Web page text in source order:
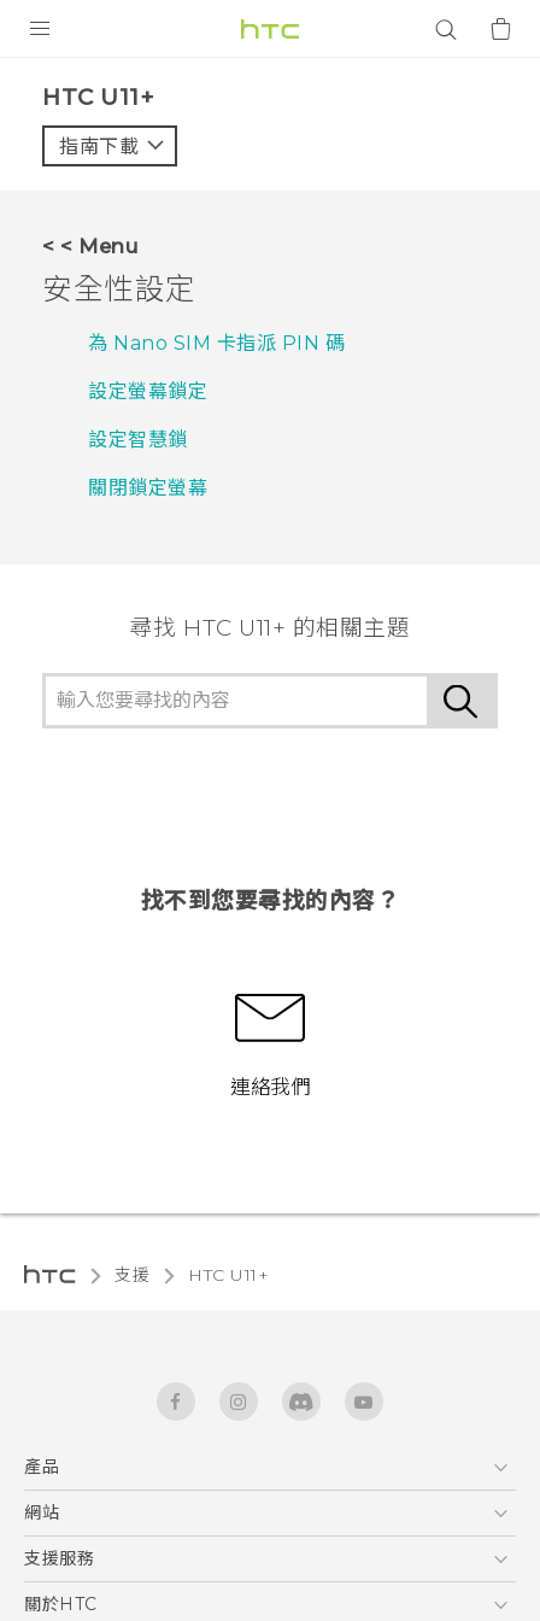
VIVE
應用程式
支援服務
HTC U11+‎
指南下載
< < Menu
安全性設定
為 Nano SIM 卡指派 PIN 碼
設定螢幕鎖定
設定智慧鎖
關閉鎖定螢幕
尋找 HTC U11+ 的相關主題
找不到您要尋找的內容？
連絡我們
支援 HTC U11+‎
產品
5G
智能手機
區塊鍊手機
網站
HTC Dev
HTC Research
支援服務
服務中心
關於HTC